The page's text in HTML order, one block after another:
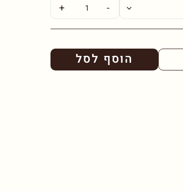
-
+
הוסף לסל